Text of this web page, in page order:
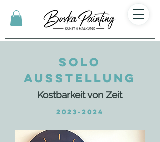
SOLO
Ausstellung
Kostbarkeit von Zeit
2023-2024